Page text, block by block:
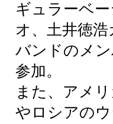
ギュラーベ
オ、土井徳
バンドのメ
参加。
また、アメ
やロシアの